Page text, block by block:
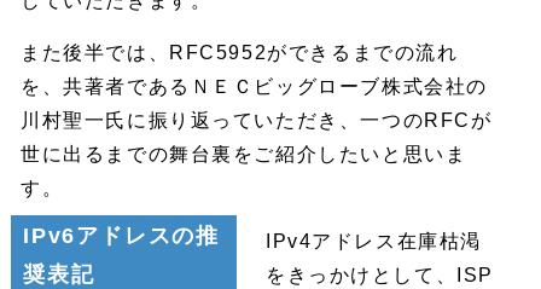
また後半では、RFC5952ができるまでの流れ
を、共著者であるＮＥＣビッグローブ株式会社の
川村聖一氏に振り返っていただき、一つのRFCが
世に出るまでの舞台裏をご紹介したいと思いま
す。
IPv6アドレスの推
奨表記
IPv4アドレス在庫枯渇
をきっかけとして、ISP